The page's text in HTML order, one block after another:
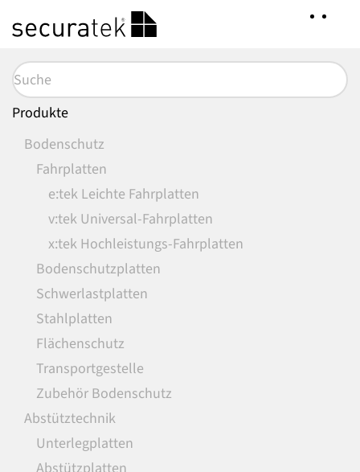
Hauptinhalt
springen
Produkte
Bodenschutz
Fahrplatten
e:tek Leichte Fahrplatten
v:tek Universal-Fahrplatten
x:tek Hochleistungs-Fahrplatten
Bodenschutzplatten
Schwerlastplatten
Stahlplatten
Flächenschutz
Transportgestelle
Zubehör Bodenschutz
Abstütztechnik
Unterlegplatten